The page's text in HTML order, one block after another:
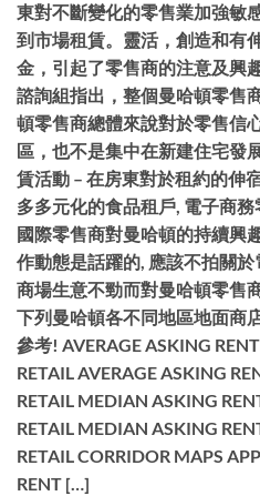
東對不斷變化的零售業加強敏
到市場租賃。靈活，創造和有
金，引起了零售商的注意及興
諮詢組指出，整個曼哈頓零售
頓零售商總體來說對於零售信
區，也不是集中在新建住宅發
賃活動 – 在房東對於租約的伸
多多元化的食品租戶, 電子商
國際零售商對曼哈頓的持續興
作動態是話躍的, 應該不拍關
商場生意不勁而對曼哈頓零售
下列曼哈頓各不同地區地面商
參考! AVERAGE ASKING
RETAIL AVERAGE ASKING
RETAIL MEDIAN ASKING
RETAIL MEDIAN ASKING
RETAIL CORRIDOR MAPS
RENT […]